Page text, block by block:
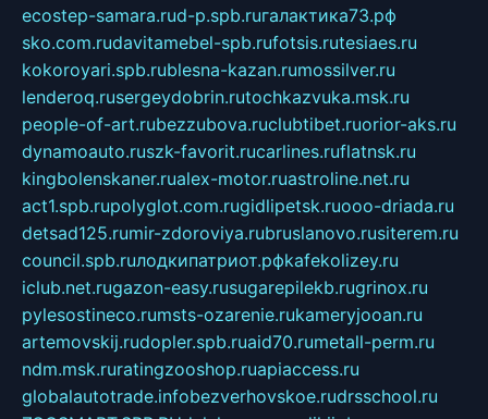
ecostep-samara.rud-p.spb.ruгалактика73.рф
sko.com.rudavitamebel-spb.rufotsis.rutesiaes.ru
kokoroyari.spb.rublesna-kazan.rumossilver.ru
lenderoq.rusergeydobrin.rutochkazvuka.msk.ru
people-of-art.rubezzubova.ruclubtibet.ruorior-aks.ru
dynamoauto.ruszk-favorit.rucarlines.ruflatnsk.ru
kingbolenskaner.rualex-motor.ruastroline.net.ru
act1.spb.rupolyglot.com.rugidlipetsk.ruooo-driada.ru
detsad125.rumir-zdoroviya.rubruslanovo.rusiterem.ru
council.spb.ruлодкипатриот.рфkafekolizey.ru
iclub.net.rugazon-easy.rusugarepilekb.rugrinox.ru
pylesostineco.rumsts-ozarenie.rukameryjooan.ru
artemovskij.rudopler.spb.ruaid70.rumetall-perm.ru
ndm.msk.ruratingzooshop.ruapiaccess.ru
globalautotrade.infobezverhovskoe.rudrsschool.ru